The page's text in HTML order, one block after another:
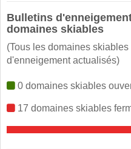
Bulletins
domaines skiables
(Tous les domaines
d'enneigement actualisés)
0 domaines skiables
17 domaines skiables